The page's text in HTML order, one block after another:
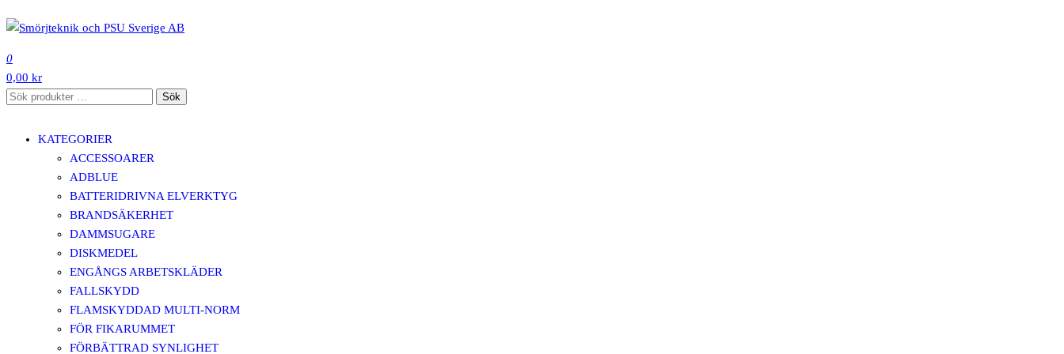
till
innehåll
0
0,00 kr
Sök
Sök
KATEGORIER
ACCESSOARER
ADBLUE
BATTERIDRIVNA ELVERKTYG
BRANDSÄKERHET
DAMMSUGARE
DISKMEDEL
ENGÅNGS ARBETSKLÄDER
FALLSKYDD
FLAMSKYDDAD MULTI-NORM
FÖR FIKARUMMET
FÖRBÄTTRAD SYNLIGHET